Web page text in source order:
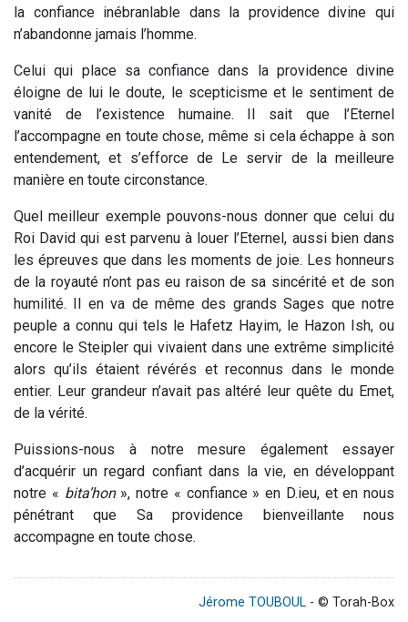
la confiance inébranlable dans la providence divine qui
n’abandonne jamais l’homme.
Celui qui place sa confiance dans la providence divine
éloigne de lui le doute, le scepticisme et le sentiment de
vanité de l’existence humaine. Il sait que l’Eternel
l’accompagne en toute chose, même si cela échappe à son
entendement, et s’efforce de Le servir de la meilleure
manière en toute circonstance.
Quel meilleur exemple pouvons-nous donner que celui du
Roi David qui est parvenu à louer l’Eternel, aussi bien dans
les épreuves que dans les moments de joie. Les honneurs
de la royauté n’ont pas eu raison de sa sincérité et de son
humilité. Il en va de même des grands Sages que notre
peuple a connu qui tels le Hafetz Hayim, le Hazon Ish, ou
encore le Steipler qui vivaient dans une extrême simplicité
alors qu’ils étaient révérés et reconnus dans le monde
entier. Leur grandeur n’avait pas altéré leur quête du Emet,
de la vérité.
Puissions-nous à notre mesure également essayer
d’acquérir un regard confiant dans la vie, en développant
notre « bita’hon», notre « confiance » en D.ieu, et en nous
pénétrant que Sa providence bienveillante nous
accompagne en toute chose.
Jérome TOUBOUL - © Torah-Box